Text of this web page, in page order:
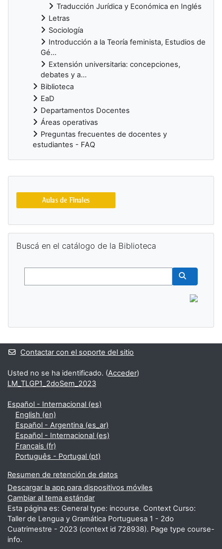
Traducción Jurídica y Económica en Inglés
Letras
Sociología
Introducción a la Teoría feminista, Estudios de
Gé...
Extensión universitaria: concepciones,
debates y a...
Biblioteca
EaD
Departamentos Docentes
Áreas operativas
Preguntas frecuentes de docentes y
estudiantes - FAQ
Bloques suplementarios
Buscá en el catálogo de la Biblioteca
Buscar
Contactar con el soporte del sitio
Usted no se ha identificado. (Acceder)
LM_TLGP1_2doSem_2023
Español - Internacional ‎(es)‎
English ‎(en)‎
Español - Argentina ‎(es_ar)‎
Español - Internacional ‎(es)‎
Français ‎(fr)‎
Português - Portugal ‎(pt)‎
Resumen de retención de datos
Descargar la app para dispositivos móviles
Cambiar al tema estándar
Esta página es: General type: incourse. Context Curso:
Taller de Lengua y Gramática Portuguesa 1 - 2do
Cuatrimestre - 2023 (context id 728938). Page type course-
info.